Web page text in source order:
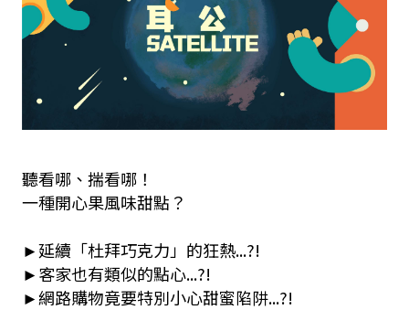
聽看哪、揣看哪！
一種開心果風味甜點？
►延續「杜拜巧克力」的狂熱...?!
►客家也有類似的點心...?!
►網路購物竟要特別小心甜蜜陷阱...?!